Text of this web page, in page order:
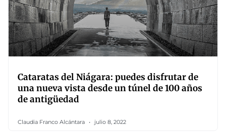
Cataratas del Niágara: puedes disfrutar de
una nueva vista desde un túnel de 100 años
de antigüedad
Claudia Franco Alcántara julio 8, 2022